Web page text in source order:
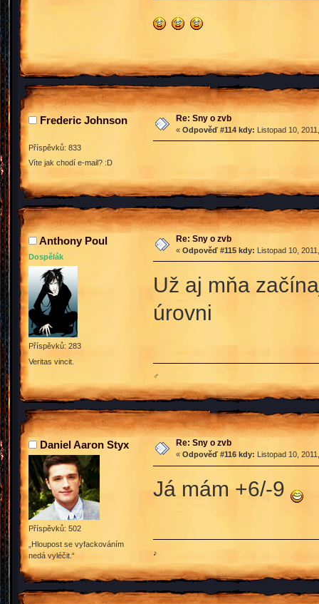
Frederic Johnson
Příspěvků: 833
Víte jak chodí e-mail? :D
Re: Sny o zvb
« Odpověď #114 kdy: Listopad 10,
Anthony Poul
Dospělák
Příspěvků: 283
Veritas vincit.
Re: Sny o zvb
« Odpověď #115 kdy: Listopad 10,
Už aj mňa
úrovni
♂
Daniel Aaron Styx
Příspěvků: 502
„Hloupost se vyfackováním
nedá vyléčit.“
Re: Sny o zvb
« Odpověď #116 kdy: Listopad 10,
Já mám +6/-9
♪